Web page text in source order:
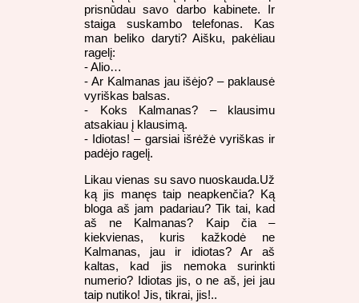
prisnūdau savo darbo kabinete. Ir
staiga suskambo telefonas. Kas
man beliko daryti? Aišku, pakėliau
ragelį:
- Alio…
- Ar Kalmanas jau išėjo? – paklausė
vyriškas balsas.
- Koks Kalmanas? – klausimu
atsakiau į klausimą.
- Idiotas! – garsiai išrėžė vyriškas ir
padėjo ragelį.
Likau vienas su savo nuoskauda.Už
ką jis manęs taip neapkenčia? Ką
bloga aš jam padariau? Tik tai, kad
aš ne Kalmanas? Kaip čia –
kiekvienas, kuris kažkodė ne
Kalmanas, jau ir idiotas? Ar aš
kaltas, kad jis nemoka surinkti
numerio? Idiotas jis, o ne aš, jei jau
taip nutiko! Jis, tikrai, jis!..